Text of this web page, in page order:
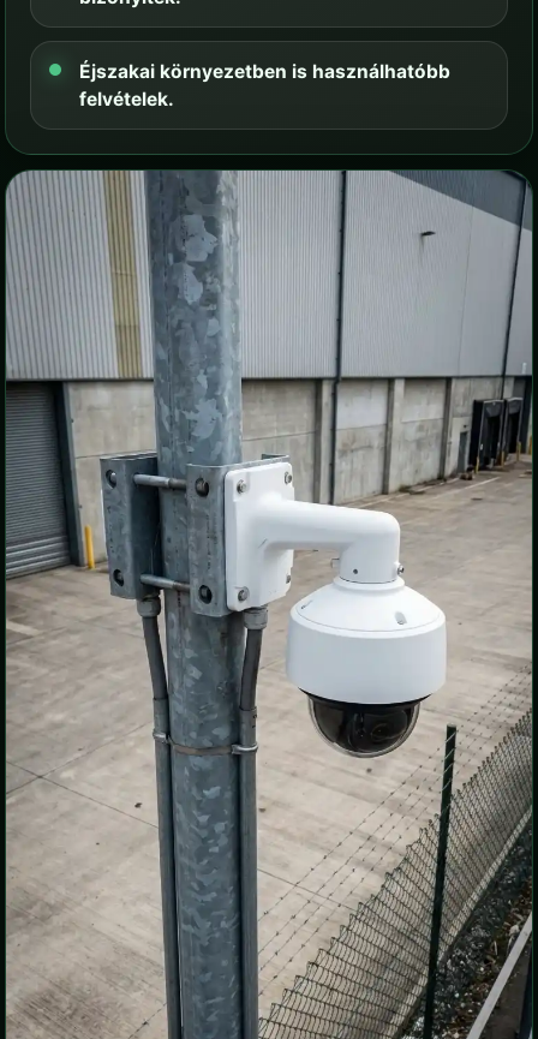
Éjszakai környezetben is használhatóbb
felvételek.